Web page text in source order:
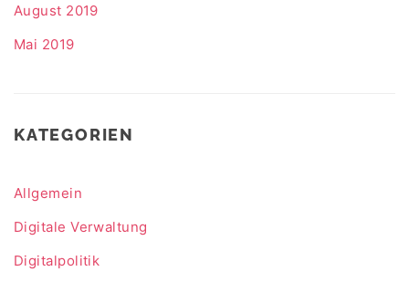
August 2019
Mai 2019
KATEGORIEN
Allgemein
Digitale Verwaltung
Digitalpolitik